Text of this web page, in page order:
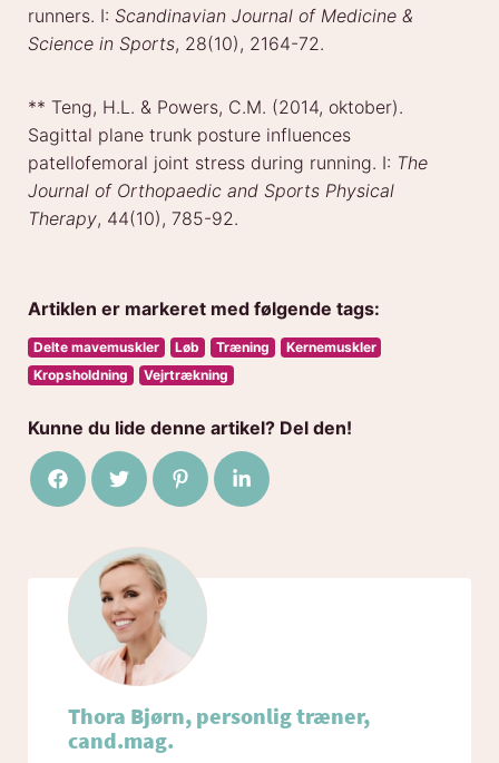
runners. I: Scandinavian Journal of Medicine &
Science in Sports, 28(10), 2164-72.
** Teng, H.L. & Powers, C.M. (2014, oktober).
Sagittal plane trunk posture influences
patellofemoral joint stress during running. I: The
Journal of Orthopaedic and Sports Physical
Therapy, 44(10), 785-92.
Artiklen er markeret med følgende tags:
Delte mavemuskler Løb Træning
Kernemuskler
Kropsholdning
Vejrtrækning
Kunne du lide denne artikel? Del den!
Del på Facebook
Del på TwitterDel på Pinterest
Del på LinkedIn
Thora Bjørn, personlig træner,
cand.mag.